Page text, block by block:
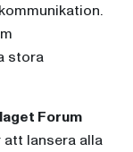
stora
Forum
lansera alla